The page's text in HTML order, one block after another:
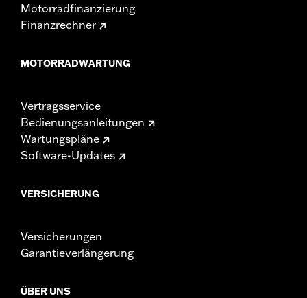
Motorradfinanzierung
Finanzrechner
MOTORRADWARTUNG
Vertragsservice
Bedienungsanleitungen
Wartungspläne
Software-Updates
VERSICHERUNG
Versicherungen
Garantieverlängerung
ÜBER UNS